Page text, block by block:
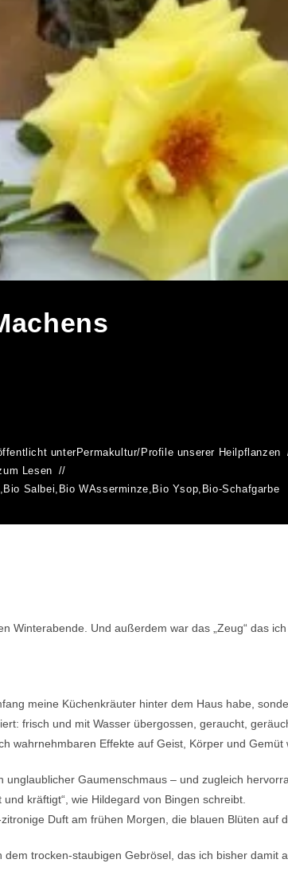
unterPermakultur/ Profile unserer Heilpflanzen
Lesen
, Bio Salbei, Bio WAsserminze, Bio Ysop, Bio-Schafgarbe
Winterabende. Und außerdem war das „Zeug“ das
meine Küchenkräuter hinter dem Haus habe,
frisch und mit Wasser übergossen, geraucht,
wahrnehmbaren Effekte auf Geist, Körper und
Gaumenschmaus – und zugleich
kräftigt“, wie Hildegard von Bingen schreibt.
Duft am frühen Morgen, die blauen Blüten auf
trocken-staubigen Gebrösel, das ich bisher damit